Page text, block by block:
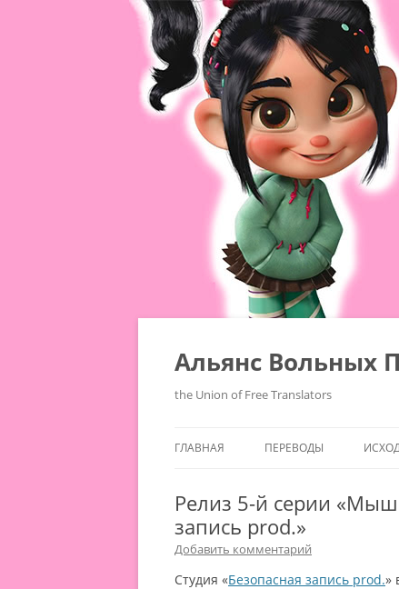
Альянс Вольных
the Union of Free Translators
ГЛАВНАЯ ПЕРЕВОДЫ
Релиз 5-й серии
запись prod.»
Добавить комментарий
Студия «Безопасная запись prod.»